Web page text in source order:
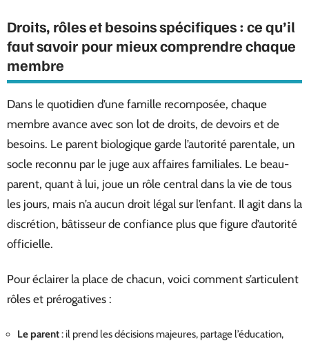
Droits, rôles et besoins spécifiques : ce qu’il
faut savoir pour mieux comprendre chaque
membre
Dans le quotidien d’une famille recomposée, chaque
membre avance avec son lot de droits, de devoirs et de
besoins. Le parent biologique garde l’autorité parentale, un
socle reconnu par le juge aux affaires familiales. Le beau-
parent, quant à lui, joue un rôle central dans la vie de tous
les jours, mais n’a aucun droit légal sur l’enfant. Il agit dans la
discrétion, bâtisseur de confiance plus que figure d’autorité
officielle.
Pour éclairer la place de chacun, voici comment s’articulent
rôles et prérogatives :
Le parent: il prend les décisions majeures, partage l’éducation,